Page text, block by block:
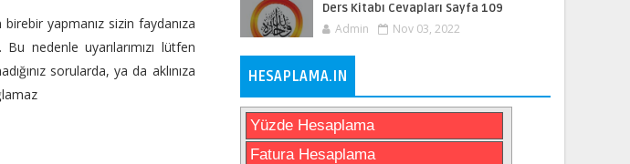
birebir yapmanız sizin faydanıza
nedenle uyarılarımızı lütfen
sorularda, ya da aklınıza
Ders Kitabı Cevapları Sayfa 109
Admin Nov 03, 2022
HESAPLAMA.IN
Yüzde Hesaplama
Fatura Hesaplama